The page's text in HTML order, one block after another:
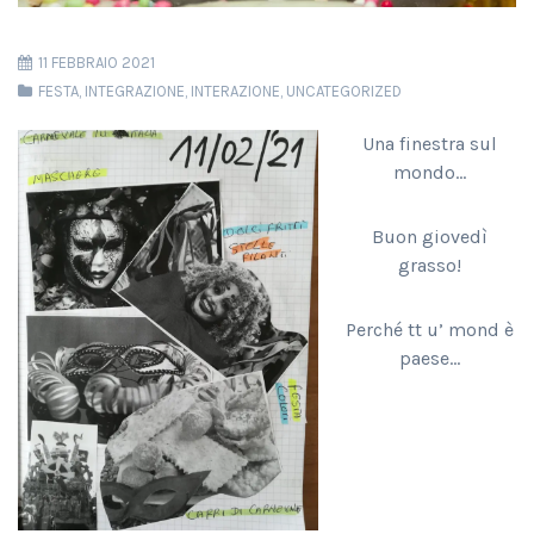
11 FEBBRAIO 2021
FESTA, INTEGRAZIONE, INTERAZIONE, UNCATEGORIZED
Una finestra sul
mondo…
Buon giovedì
grasso!
Perché tt u’ mond è
paese…